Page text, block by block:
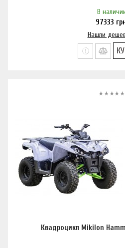
В
97333
Нашли
Квадроцикл Mikilon